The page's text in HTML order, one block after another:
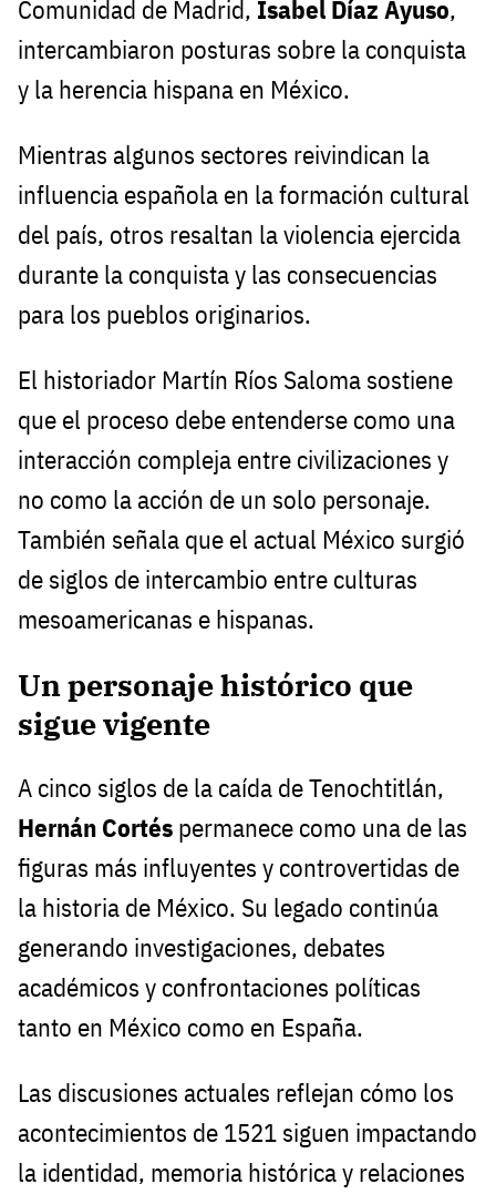
Comunidad de Madrid, Isabel Díaz Ayuso,
intercambiaron posturas sobre la conquista
y la herencia hispana en México.
Mientras algunos sectores reivindican la
influencia española en la formación cultural
del país, otros resaltan la violencia ejercida
durante la conquista y las consecuencias
para los pueblos originarios.
El historiador Martín Ríos Saloma sostiene
que el proceso debe entenderse como una
interacción compleja entre civilizaciones y
no como la acción de un solo personaje.
También señala que el actual México surgió
de siglos de intercambio entre culturas
mesoamericanas e hispanas.
Un personaje histórico que
sigue vigente
A cinco siglos de la caída de Tenochtitlán,
Hernán Cortés permanece como una de las
figuras más influyentes y controvertidas de
la historia de México. Su legado continúa
generando investigaciones, debates
académicos y confrontaciones políticas
tanto en México como en España.
Las discusiones actuales reflejan cómo los
acontecimientos de 1521 siguen impactando
la identidad, memoria histórica y relaciones